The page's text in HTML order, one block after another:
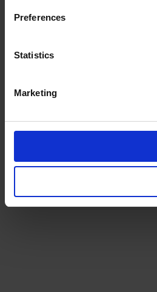
Preferences
Statistics
Marketing